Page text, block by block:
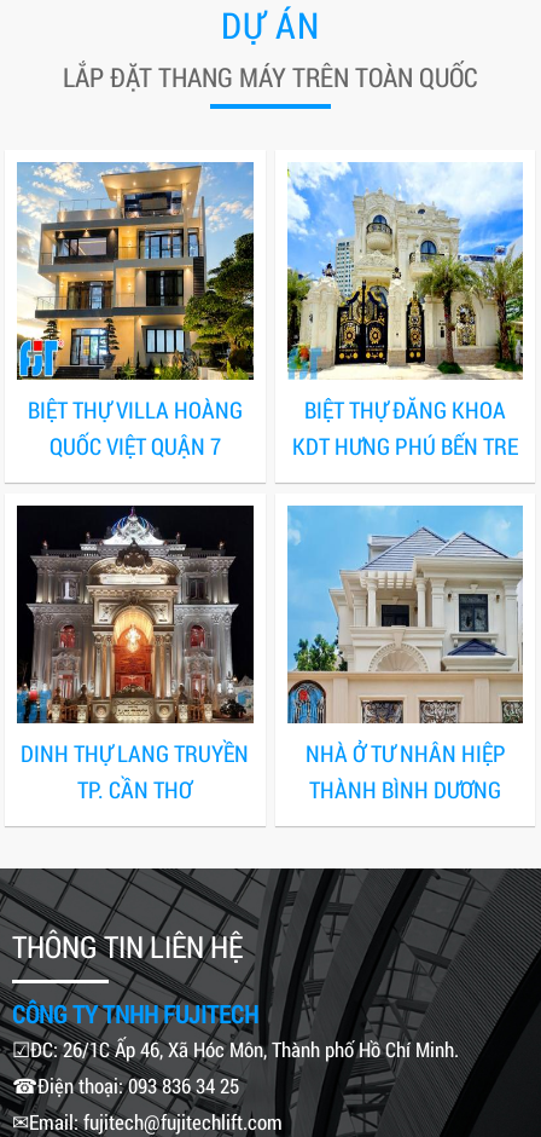
DỰ ÁN
LẮP ĐẶT THANG MÁY TRÊN TOÀN QUỐC
BIỆT THỰ VILLA HOÀNG
QUỐC VIỆT QUẬN 7
BIỆT THỰ ĐĂNG KHOA
KDT HƯNG PHÚ BẾN TRE
DINH THỰ LANG TRUYỀN
TP. CẦN THƠ
NHÀ Ở TƯ NHÂN HIỆP
THÀNH BÌNH DƯƠNG
THÔNG TIN LIÊN HỆ
CÔNG TY TNHH FUJITECH
☑ĐC: 26/1C Ấp 46, Xã Hóc Môn, Thành phố Hồ Chí Minh.
☎Điện thoại: 093 836 34 25
✉Email: fujitech@fujitechlift.com